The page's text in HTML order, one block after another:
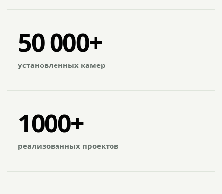
50 000+
установленных камер
1000+
реализованных проектов